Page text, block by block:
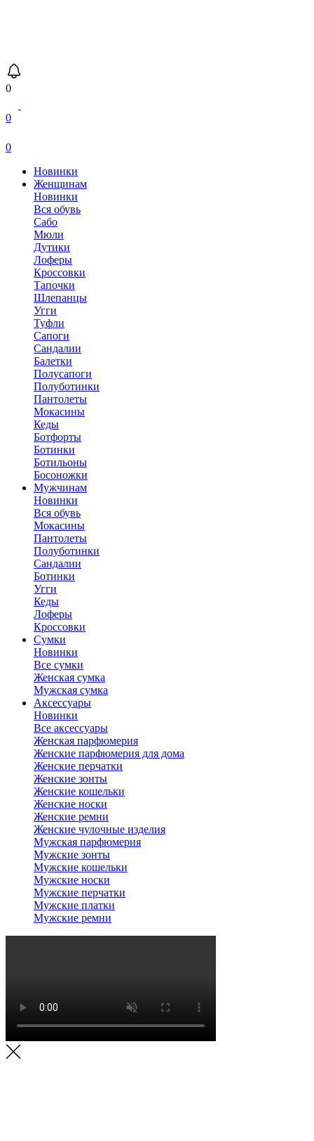
0
0
0
Новинки
Женщинам
Новинки
Вся обувь
Сабо
Мюли
Дутики
Лоферы
Кроссовки
Тапочки
Шлепанцы
Угги
Туфли
Сапоги
Сандалии
Балетки
Полусапоги
Полуботинки
Пантолеты
Мокасины
Кеды
Ботфорты
Ботинки
Ботильоны
Босоножки
Мужчинам
Новинки
Вся обувь
Мокасины
Пантолеты
Полуботинки
Сандалии
Ботинки
Угги
Кеды
Лоферы
Кроссовки
Сумки
Новинки
Все сумки
Женская сумка
Мужская сумка
Аксессуары
Новинки
Все аксессуары
Женская парфюмерия
Женские парфюмерия для дома
Женские перчатки
Женские зонты
Женские кошельки
Женские носки
Женские ремни
Женские чулочные изделия
Мужская парфюмерия
Мужские зонты
Мужские кошельки
Мужские носки
Мужские перчатки
Мужские платки
Мужские ремни